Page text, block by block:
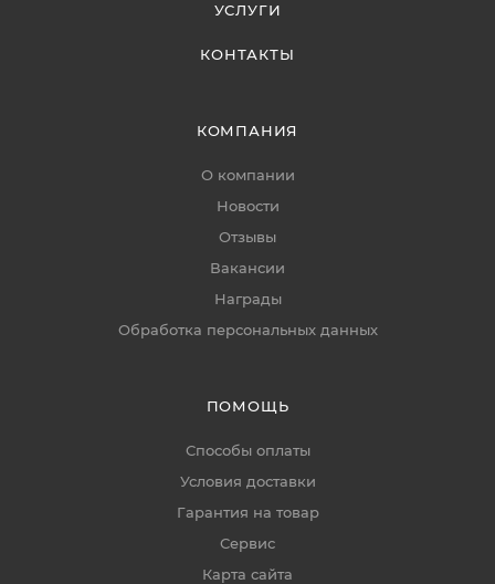
УСЛУГИ
КОНТАКТЫ
КОМПАНИЯ
О компании
Новости
Отзывы
Вакансии
Награды
Обработка персональных данных
ПОМОЩЬ
Способы оплаты
Условия доставки
Гарантия на товар
Сервис
Карта сайта